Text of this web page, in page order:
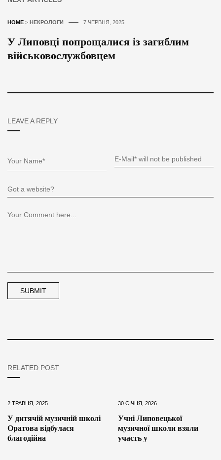
HOME > НЕКРОЛОГИ 7 ЧЕРВНЯ, 2025
У Липовці попрощалися із загиблим
військовослужбовцем
LEAVE A REPLY
RELATED POST
2 ТРАВНЯ, 2025
У дитячій музичній школі
Оратова відбулася
благодійна
30 СІЧНЯ, 2026
Учні Липовецької
музичної школи взяли
участь у